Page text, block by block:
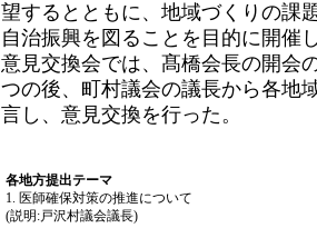
望するとともに、地域づくりの課
自治振興を図ることを目的に開催
意見交換会では、髙橋会長の開会
つの後、町村議会の議長から各地
言し、意見交換を行った。
各地方提出テーマ
1. 医師確保対策の推進について
(説明:戸沢村議会議長)